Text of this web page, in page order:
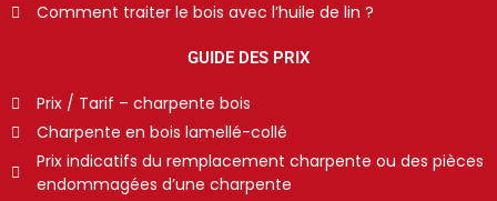
Comment traiter le bois avec l’huile de lin ?
GUIDE DES PRIX
Prix / Tarif – charpente bois
Charpente en bois lamellé-collé
Prix indicatifs du remplacement charpente ou des pièces
endommagées d’une charpente